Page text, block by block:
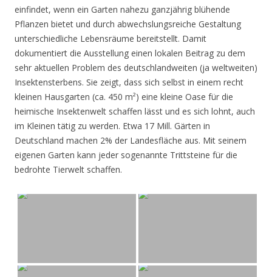
einfindet, wenn ein Garten nahezu ganzjährig blühende
Pflanzen bietet und durch abwechslungsreiche Gestaltung
unterschiedliche Lebensräume bereitstellt. Damit
dokumentiert die Ausstellung einen lokalen Beitrag zu dem
sehr aktuellen Problem des deutschlandweiten (ja weltweiten)
Insektensterbens. Sie zeigt, dass sich selbst in einem recht
kleinen Hausgarten (ca. 450 m²) eine kleine Oase für die
heimische Insektenwelt schaffen lässt und es sich lohnt, auch
im Kleinen tätig zu werden. Etwa 17 Mill. Gärten in
Deutschland machen 2% der Landesfläche aus. Mit seinem
eigenen Garten kann jeder sogenannte Trittsteine für die
bedrohte Tierwelt schaffen.